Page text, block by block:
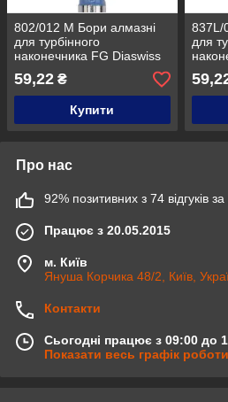
802/012 М Бори алмазні
для турбінного
наконечника FG Diaswiss
Diaswiss (Діасвісс)
Швейцарія , цін/кат 1
59,22 ₴
Купити
837L/
для
Про нас
92% позитивних з 74 відгуків за
Працює з 20.05.2015
м. Київ
Януша Корчика 48/2, Київ,
Контакти
Сьогодні працює з 09:00 до
Показати весь графік роботи